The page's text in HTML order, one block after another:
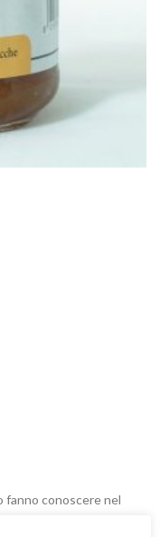
fanno conoscere nel